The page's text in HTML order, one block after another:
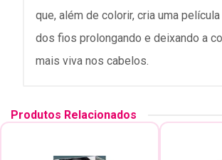
que, além de colorir, cria uma
dos fios prolongando e deixando a
mais viva nos cabelos.
Produtos Relacionados